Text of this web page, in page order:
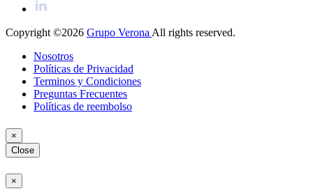
Copyright ©2026 Grupo Verona All rights reserved.
Nosotros
Políticas de Privacidad
Terminos y Condiciones
Preguntas Frecuentes
Políticas de reembolso
×
Close
×